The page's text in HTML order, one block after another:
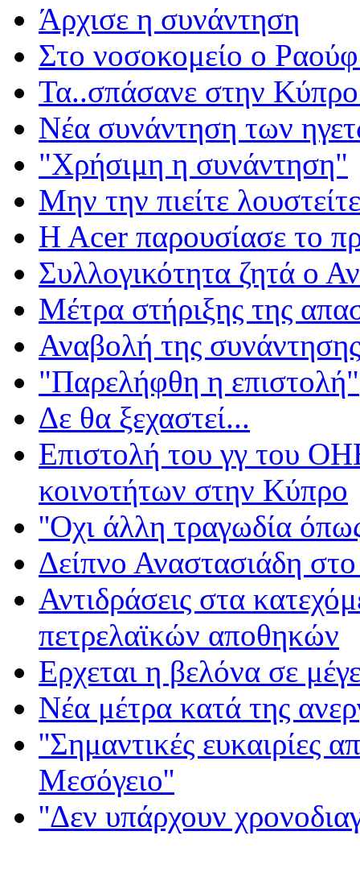
Άρχισε η συνάντηση
Στο νοσοκομείο ο
Τα..σπάσανε στην
Νέα συνάντηση των
"Χρήσιμη η συνάντηση"
Μην την πιείτε
H Acer παρουσίασε το
Συλλογικότητα ζητά ο
Μέτρα στήριξης της
Αναβολή της
"Παρελήφθη η επιστολή"
Δε θα ξεχαστεί...
Επιστολή του γγ του
κοινοτήτων στην Κύπρο
''Οχι άλλη τραγωδία
Δείπνο Αναστασιάδη
Αντιδράσεις στα
πετρελαϊκών αποθηκών
Ερχεται η βελόνα σε
Νέα μέτρα κατά της
''Σημαντικές ευκαιρίες
Μεσόγειο''
''Δεν υπάρχουν